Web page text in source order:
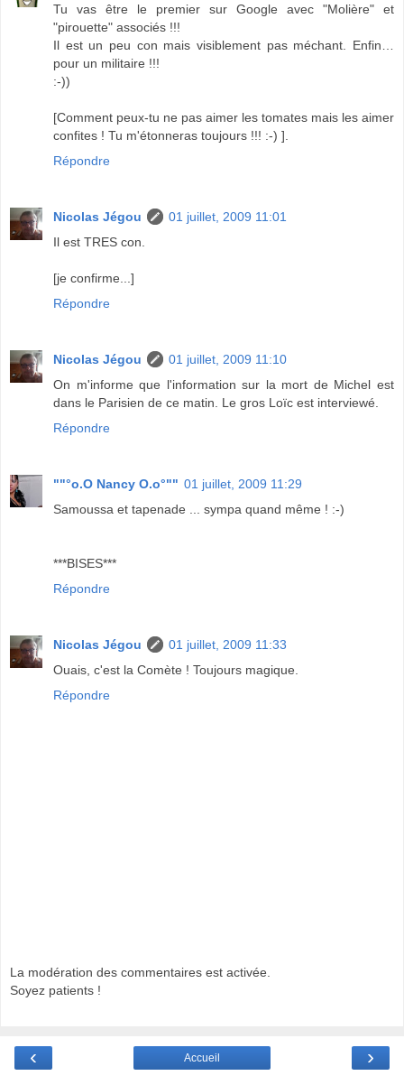
Tu vas être le premier sur Google avec "Molière" et
"pirouette" associés !!!
Il est un peu con mais visiblement pas méchant. Enfin…
pour un militaire !!!
:-))
[Comment peux-tu ne pas aimer les tomates mais les aimer
confites ! Tu m'étonneras toujours !!! :-) ].
Répondre
Nicolas Jégou
01 juillet, 2009 11:01
Il est TRES con.
[je confirme...]
Répondre
Nicolas Jégou
01 juillet, 2009 11:10
On m'informe que l'information sur la mort de Michel est
dans le Parisien de ce matin. Le gros Loïc est interviewé.
Répondre
""°o.O Nancy O.o°"" 01 juillet, 2009 11:29
Samoussa et tapenade ... sympa quand même ! :-)
***BISES***
Répondre
Nicolas Jégou
01 juillet, 2009 11:33
Ouais, c'est la Comète ! Toujours magique.
Répondre
La modération des commentaires est activée.
Soyez patients !
‹ ›
Accueil